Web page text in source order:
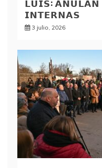
𝗟𝗨𝗜𝗦:
𝗜𝗡𝗧𝗘𝗥𝗡𝗔𝗦
3 julio, 2026